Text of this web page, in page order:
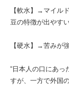
【軟水】→マイル
豆の特徴が出やすい
【硬水】→苦みが
“日本人の口にあっ
すが、一方で外国